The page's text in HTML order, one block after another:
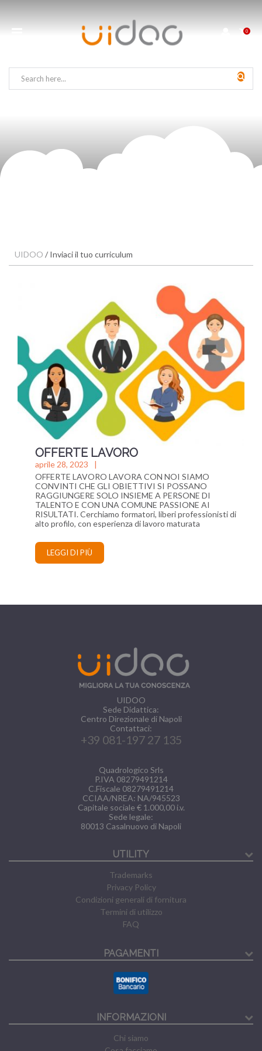
0
UIDOO / Inviaci il tuo curriculum
OFFERTE LAVORO
aprile 28, 2023
OFFERTE LAVORO LAVORA CON NOI SIAMO
CONVINTI CHE GLI OBIETTIVI SI POSSANO
RAGGIUNGERE SOLO INSIEME A PERSONE DI
TALENTO E CON UNA COMUNE PASSIONE AI
RISULTATI. Cerchiamo formatori, liberi professionisti di
alto profilo, con esperienza di lavoro maturata
LEGGI DI PIÙ
UIDOO
Sede Didattica:
Centro Direzionale di Napoli
Contattaci:
+39 081-197 27 135
Quadrologico Srls
P.IVA 08279491214
C.Fiscale 08279491214
CCIAA/NREA: NA/945523
Capitale sociale € 1.000,00 i.v.
Sede legale:
80013 Casalnuovo di Napoli
UTILITY
Trademarks
Privacy Policy
Condizioni generali di fornitura
Termini di utilizzo
FAQ
PAGAMENTI
INFORMAZIONI
Chi siamo